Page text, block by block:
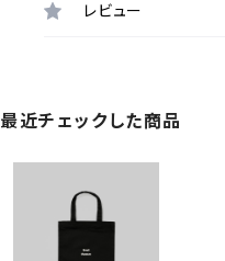
レビュー
最近チェックした商品